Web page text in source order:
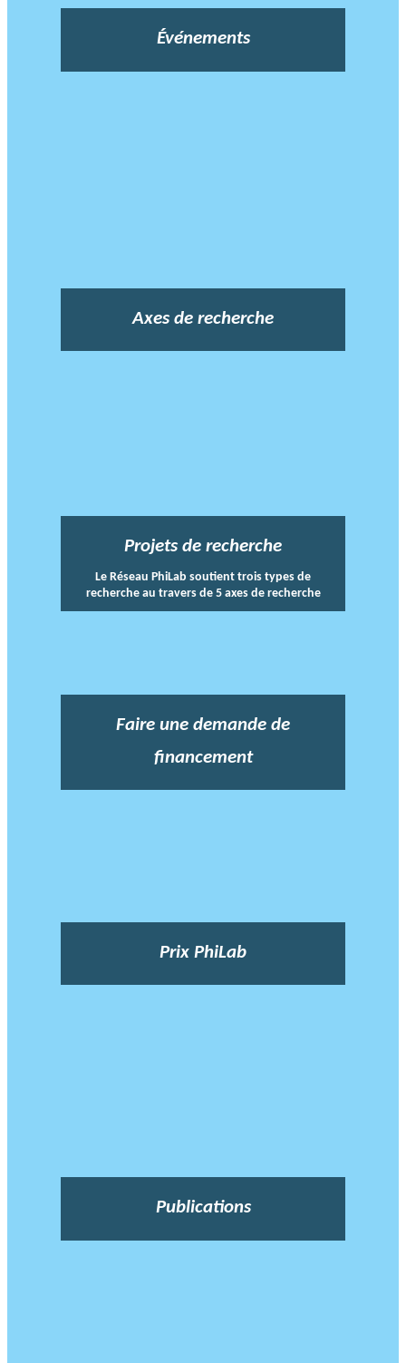
Événements
Axes de recherche
Projets de recherche
Le Réseau PhiLab soutient trois types de
recherche au travers de 5 axes de recherche
Faire une demande de
financement
Prix PhiLab
Publications